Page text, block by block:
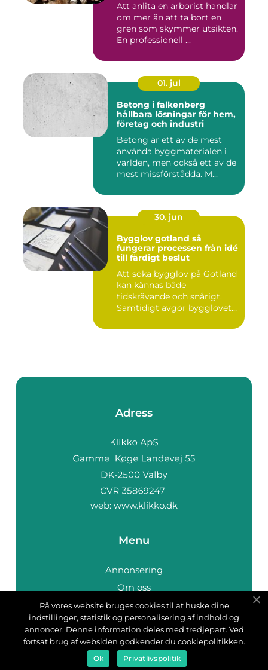
Att anlita en arborist handlar
om mer än att ta bort en
gren som skymmer utsikten.
En professionell ...
01. jul
Betong i falkenberg
hållbara lösningar för hem,
företag och industri
Betong är ett av de mest
använda byggmaterialen i
världen, men också ett av de
mest missförstådda. M...
30. jun
Bygglov gotland så
fungerar processen från idé
till färdigt beslut
Att söka bygglov på Gotland
kan kännas både
tidskrävande och snårigt.
Samtidigt avgör bygglovet
Adress
web: www.klikko.dk
Menu
Annonsering
Om oss
Cookies
Kontakta oss
Sitemap
På vores website bruges cookies til at huske dine
indstillinger, statistik og personalisering af indhold og
annoncer. Denne information deles med tredjepart. Ved
fortsat brug af websiden godkender du cookiepolitikken.
Ok Privatlivspolitik